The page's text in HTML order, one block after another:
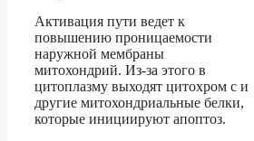
Активация пути ведет к
повышению проницаемости
наружной мембраны
митохондрий. Из-за этого в
цитоплазму выходят цитохром c и
другие митохондриальные белки,
которые инициируют апоптоз.